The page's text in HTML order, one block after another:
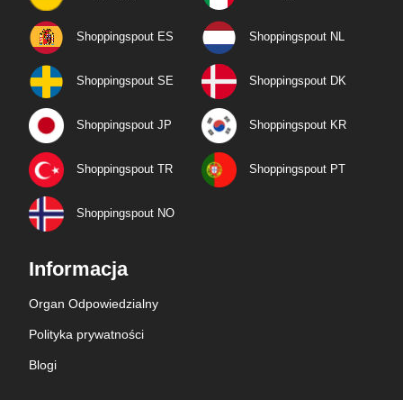
Shoppingspout ES Shoppingspout NL
Shoppingspout SE Shoppingspout DK
Shoppingspout JP Shoppingspout KR
Shoppingspout TR Shoppingspout PT
Shoppingspout NO
Informacja
Organ Odpowiedzialny
Polityka prywatności
Blogi